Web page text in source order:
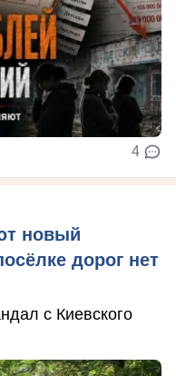
4
новый
дорог нет
с Киевского